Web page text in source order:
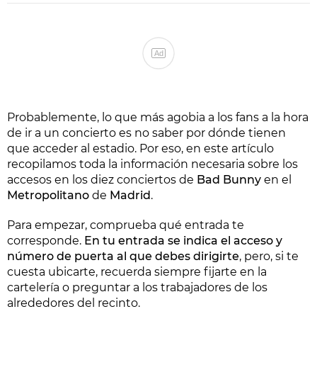
Ad
Probablemente, lo que más agobia a los fans a la hora
de ir a un concierto es no saber por dónde tienen
que acceder al estadio. Por eso, en este artículo
recopilamos toda la información necesaria sobre los
accesos en los diez conciertos de Bad Bunny en el
Metropolitano de Madrid.
Para empezar, comprueba qué entrada te
corresponde. En tu entrada se indica el acceso y
número de puerta al que debes dirigirte, pero, si te
cuesta ubicarte, recuerda siempre fijarte en la
cartelería o preguntar a los trabajadores de los
alrededores del recinto.